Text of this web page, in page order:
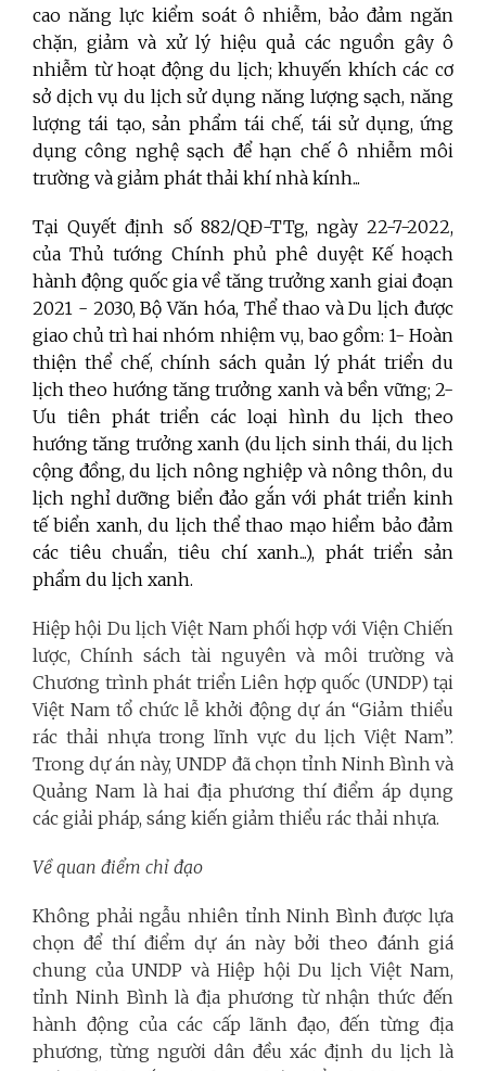
cao năng lực kiểm soát ô nhiễm, bảo đảm ngăn
chặn, giảm và xử lý hiệu quả các nguồn gây ô
nhiễm từ hoạt động du lịch; khuyến khích các cơ
sở dịch vụ du lịch sử dụng năng lượng sạch, năng
lượng tái tạo, sản phẩm tái chế, tái sử dụng, ứng
dụng công nghệ sạch để hạn chế ô nhiễm môi
trường và giảm phát thải khí nhà kính...
Tại Quyết định số 882/QĐ-TTg, ngày 22-7-2022,
của Thủ tướng Chính phủ phê duyệt Kế hoạch
hành động quốc gia về tăng trưởng xanh giai đoạn
2021 - 2030, Bộ Văn hóa, Thể thao và Du lịch được
giao chủ trì hai nhóm nhiệm vụ, bao gồm: 1- Hoàn
thiện thể chế, chính sách quản lý phát triển du
lịch theo hướng tăng trưởng xanh và bền vững; 2-
Ưu tiên phát triển các loại hình du lịch theo
hướng tăng trưởng xanh (du lịch sinh thái, du lịch
cộng đồng, du lịch nông nghiệp và nông thôn, du
lịch nghỉ dưỡng biển đảo gắn với phát triển kinh
tế biển xanh, du lịch thể thao mạo hiểm bảo đảm
các tiêu chuẩn, tiêu chí xanh...), phát triển sản
phẩm du lịch xanh.
Hiệp hội Du lịch Việt Nam phối hợp với Viện Chiến
lược, Chính sách tài nguyên và môi trường và
Chương trình phát triển Liên hợp quốc (UNDP) tại
Việt Nam tổ chức lễ khởi động dự án “Giảm thiểu
rác thải nhựa trong lĩnh vực du lịch Việt Nam”.
Trong dự án này, UNDP đã chọn tỉnh Ninh Bình và
Quảng Nam là hai địa phương thí điểm áp dụng
các giải pháp, sáng kiến giảm thiểu rác thải nhựa.
Về quan điểm chỉ đạo
Không phải ngẫu nhiên tỉnh Ninh Bình được lựa
chọn để thí điểm dự án này bởi theo đánh giá
chung của UNDP và Hiệp hội Du lịch Việt Nam,
tỉnh Ninh Bình là địa phương từ nhận thức đến
hành động của các cấp lãnh đạo, đến từng địa
phương, từng người dân đều xác định du lịch là